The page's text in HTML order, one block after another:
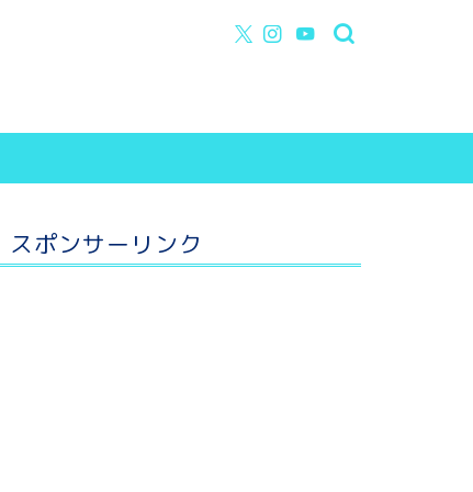
スポンサーリンク